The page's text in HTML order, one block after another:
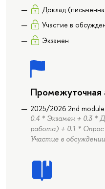
Доклад
Участие в
Экзамен
Промежуточная
2025/2026 2nd module
0.4 * Экзамен + 0.3 *
работа) + 0.1 * Опрос
Участие в